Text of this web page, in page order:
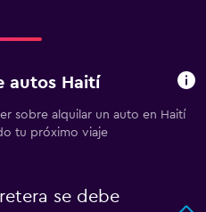
autos Haití
sobre alquilar un auto en Haití
tu próximo viaje
se debe